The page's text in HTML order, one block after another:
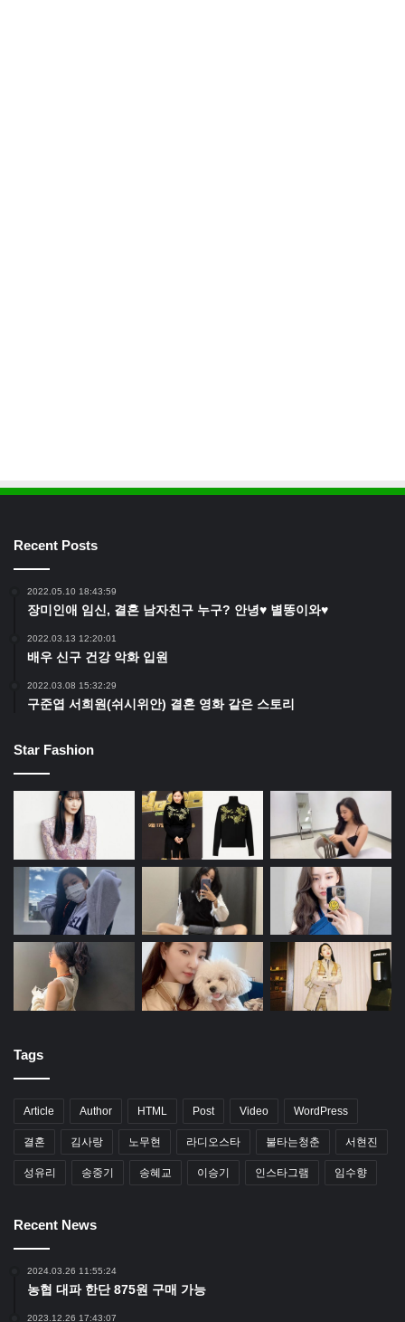
Recent Posts
2022.05.10 18:43:59
장미인애 임신, 결혼 남자친구 누구? 안녕♥ 별똥이와♥
2022.03.13 12:20:01
배우 신구 건강 악화 입원
2022.03.08 15:32:29
구준엽 서희원(쉬시위안) 결혼 영화 같은 스토리
Star Fashion
Tags
Article Author HTML Post Video WordPress
결혼 김사랑 노무현 라디오스타 불타는청춘 서현진
성유리 송중기 송혜교 이승기 인스타그램 임수향
Recent News
2024.03.26 11:55:24
농협 대파 한단 875원 구매 가능
2023.12.26 17:43:07